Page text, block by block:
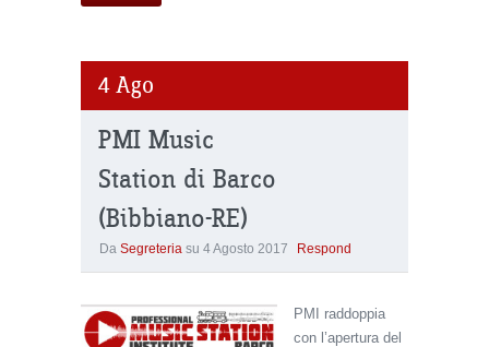
4 Ago
PMI Music
Station di Barco
(Bibbiano-RE)
Da Segreteria su 4 Agosto 2017 Respond
PMI raddoppia
con l’apertura del